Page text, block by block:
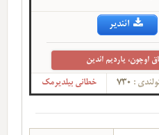
ائندیر
اوچون، یاردیم ائدین
:
730 خطانی بیلدیرمک